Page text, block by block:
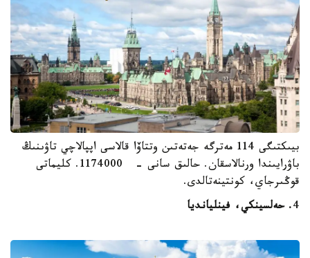
بيىكتىگى 114 مەترگە جەتەتىن وتتاۆا قالاسى اپپالاچي تاۋىنىڭ
باۋرايىندا ورنالاسقان. حالىق سانى - 1174000. كليماتى
قوڭىرجاي، كونتينەتالدى.
4. حەلسينكي، فينليانديا